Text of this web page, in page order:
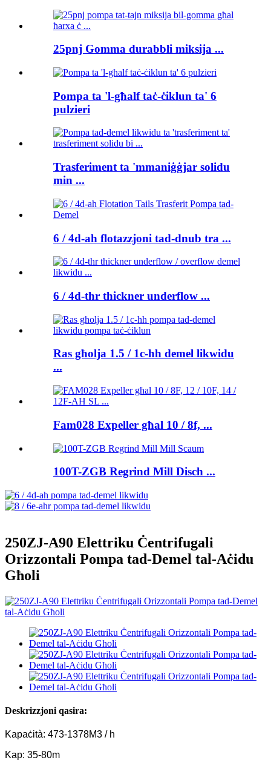
25pnj Gomma durabbli miksija ...
Pompa ta 'l-għalf taċ-ċiklun ta' 6
pulzieri
Trasferiment ta 'mmaniġġjar solidu
min ...
6 / 4d-ah flotazzjoni tad-dnub tra ...
6 / 4d-thr thickner underflow ...
Ras għolja 1.5 / 1c-hh demel likwidu
...
Fam028 Expeller għal 10 / 8f, ...
100T-ZGB Regrind Mill Disch ...
250ZJ-A90 Elettriku Ċentrifugali
Orizzontali Pompa tad-Demel tal-Aċidu
Għoli
Deskrizzjoni qasira:
Kapaċità: 473-1378M3 / h
Kap: 35-80m